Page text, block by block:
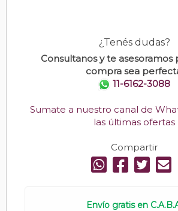
¿Tenés dudas?
Consultanos y te asesoramos
compra sea
11-6162-3088
Sumate a nuestro canal de
las últimas ofertas
Compartir
Envío gratis en